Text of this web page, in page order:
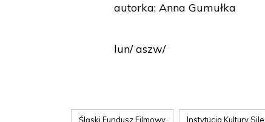
autorka: Anna Gumułka
lun/ aszw/
Śląski Fundusz Filmowy Instytucja Kultury